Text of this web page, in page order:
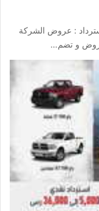
: عروض الشركة
عروض و تضم…